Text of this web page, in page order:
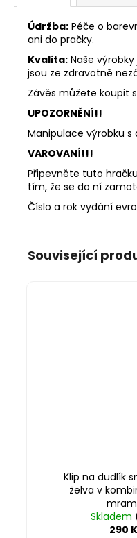
Údržba: Péče o
ani do pračky.
Kvalita: Naše
jsou ze zdravotně
Závěs můžete koupit
UPOZORNĚNÍ!!
Manipulace výrobku
VAROVANÍ!!!
Připevněte tuto
tím, že se do ní
Číslo a rok vydání
Související
Klip na dudlík
želva v
Skladem
290